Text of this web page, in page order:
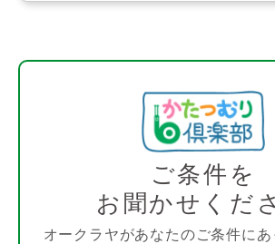
ご条件を
お聞かせくだ
オークラヤがあなたのご条件に